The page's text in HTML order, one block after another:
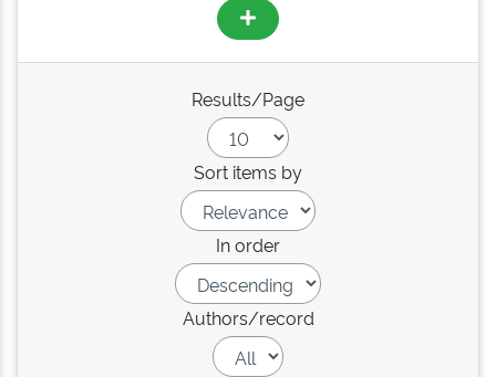
Results/Page
Sort items by
In order
Authors/record